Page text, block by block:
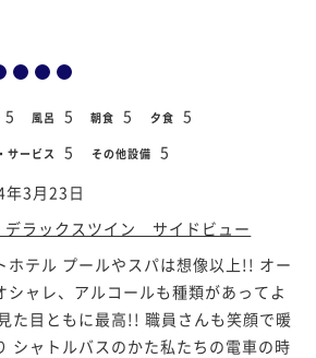
5 風呂 5 朝食 5 夕食 5
サービス 5 その他設備 5
年3月23日
デラックスツイン サイドビュー
ホテル プールやスパは想像以上!! オー
シャレ、アルコールも種類があってよ
た目ともに最高!! 職員さんも笑顔で暖
シャトルバスのかた私たちの電車の時